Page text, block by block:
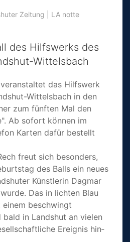
Zeitung LA notte
des Hilfswerks des
Wittelsbach
das Hilfswerk
Wit­telsbach in den
zum fünf­ten Mal den
Ab sofort können im
Karten dafür bestellt
freut sich besonders,
des Balls ein neues
Künstle­rin Dag­mar
Das in lichten Blau
be­schwingt
in Lands­hut an vielen
Ereignis hin­